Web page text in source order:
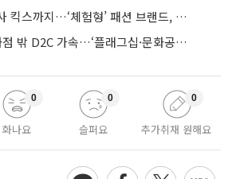
스투시부터 무신사 킥스까지…‘체험형’ 패션 브랜드, 잇단 제주행
명품 브랜드, 백화점 밖 D2C 가속…‘플래그십·문화공간’ 전략 눈길
화나요
0
슬퍼요
0
추가취재 원해요
0